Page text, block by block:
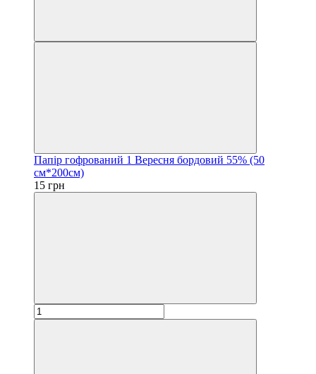
Папір гофрований 1 Вересня бордовий 55% (50
см*200см)
15 грн